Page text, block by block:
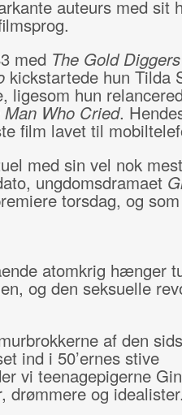
auteurs med sit
med The Gold Diggers
kickstartede hun Tilda
ligesom hun
Man Who Cried.
film lavet til
med sin vel nok mest
ungdomsdramaet
torsdag, og
atomkrig hænger
og den seksuelle
af den
ind i 50’ernes stive
vi teenagepigerne
drømmere og